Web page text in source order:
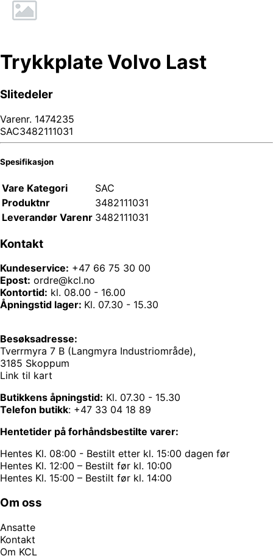
Trykkplate Volvo Last
Slitedeler
Varenr. 1474235
SAC3482111031
Spesifikasjon
Vare Kategori
SAC
Produktnr
3482111031
Leverandør Varenr 3482111031
Kontakt
Kundeservice: +47 66 75 30 00
Epost: ordre@kcl.no
Kontortid: kl. 08.00 - 16.00
Åpningstid lager: Kl. 07.30 - 15.30
Besøksadresse:
Tverrmyra 7 B (Langmyra Industriområde),
3185 Skoppum
Link til kart
Butikkens åpningstid: Kl. 07.30 - 15.30
Telefon butikk: +47 33 04 18 89
Hentetider på forhåndsbestilte varer:
Hentes Kl. 08:00 - Bestilt etter kl. 15:00 dagen før
Hentes Kl. 12:00 – Bestilt før kl. 10:00
Hentes Kl. 15:00 – Bestilt før kl. 14:00
Om oss
Ansatte
Kontakt
Om KCL